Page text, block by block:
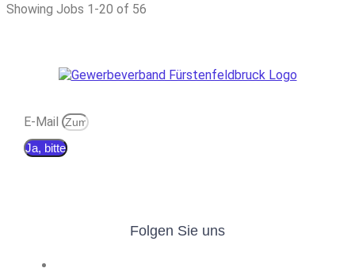
Showing Jobs 1-20 of 56
E-Mail
Ja, bitte
Folgen Sie uns